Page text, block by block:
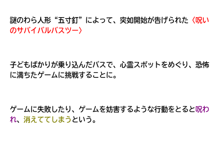
謎のわら人形“五寸釘”によって、突如開始が告げられた 〈呪い
のサバイバルバスツー〉
子どもばかりが乗り込んだバスで、心霊スポットをめぐり、恐怖
に満ちたゲームに挑戦することに。
ゲームに失敗したり、ゲームを妨害するような行動をとると 呪わ
れ、 消えててしまう という。